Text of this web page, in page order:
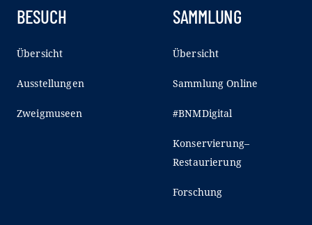
BESUCH
Übersicht
Ausstellungen
Zweigmuseen
SAMMLUNG
Übersicht
Sammlung Online
#BNMDigital
Konservierung–
Restaurierung
Forschung